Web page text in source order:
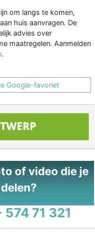
om langs te komen,
huis aanvragen. De
advies over
maatregelen. Aanmelden
.
Google-favoriet
of video die je
574 71 321